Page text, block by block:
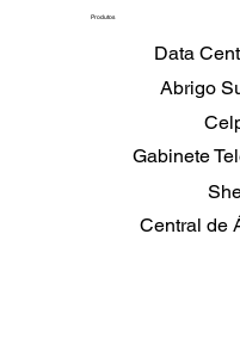
Produtos
Abrigo
Central de
Data
Gabinete